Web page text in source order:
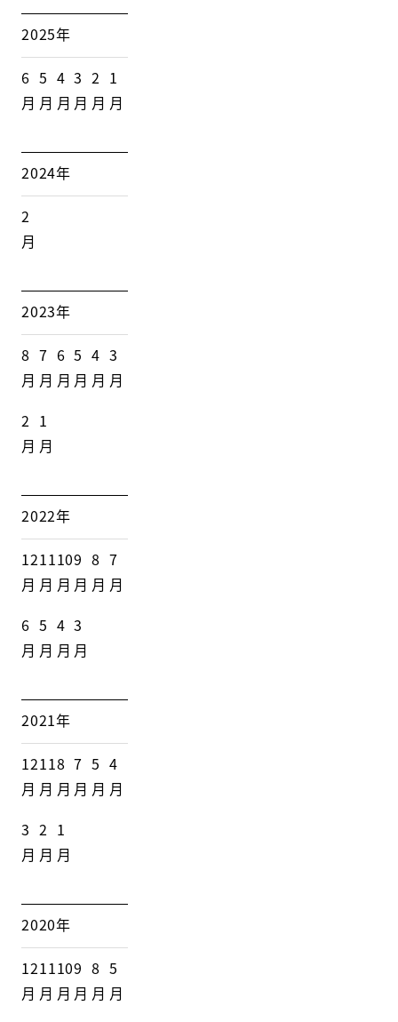
2025年
6
月
5
月
4
月
3
月
2
月
1
月
2024年
2
月
2023年
8
月
7
月
6
月
5
月
4
月
3
月
2
月
1
月
2022年
12
月
11
月
10
月
9
月
8
月
7
月
6
月
5
月
4
月
3
月
2021年
12
月
11
月
8
月
7
月
5
月
4
月
3
月
2
月
1
月
2020年
12
月
11
月
10
月
9
月
8
月
5
月